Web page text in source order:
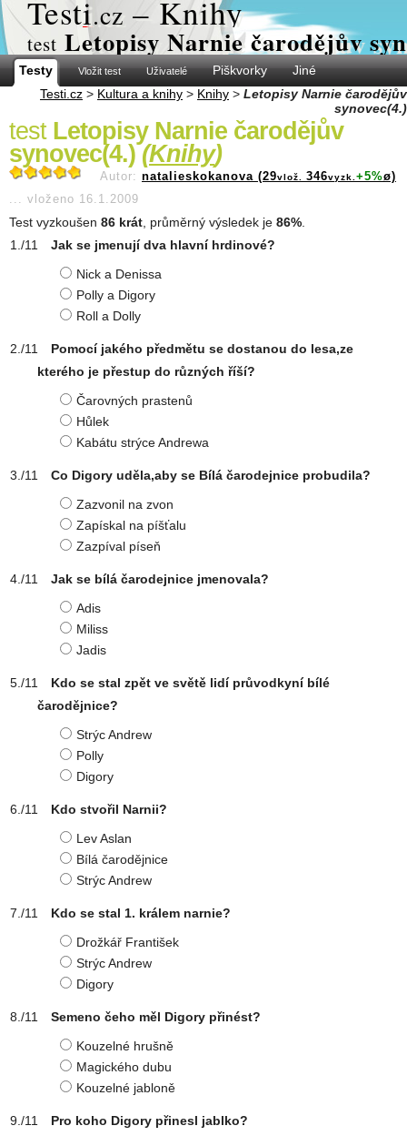
Testi.cz – Knihy
test Letopisy Narnie čarodějův
Testy Vložit test Uživatelé Piškvorky
Jiné
Testi.cz > Kultura a knihy > Knihy > Letopisy Narnie čarodějův
synovec(4.)
test Letopisy Narnie čarodějův
synovec(4.)(Knihy)
Autor: natalieskokanova (29vlož. 346vyzk. +5%ø)
... vloženo 16.1.2009
Test vyzkoušen 86 krát , průměrný výsledek je 86%
Jak se jmenují dva hlavní hrdinové?
Nick a Denissa
Polly a Digory
Roll a Dolly
Pomocí jakého předmětu se dostanou do lesa,ze
kterého je přestup do různých říší?
Čarovných prastenů
Hůlek
Kabátu strýce Andrewa
Co Digory uděla,aby se Bílá čarodejnice probudila?
Zazvonil na zvon
Zapískal na píšťalu
Zazpíval píseň
Jak se bílá čarodejnice jmenovala?
Adis
Miliss
Jadis
Kdo se stal zpět ve světě lidí průvodkyní bílé
čarodějnice?
Strýc Andrew
Polly
Digory
Kdo stvořil Narnii?
Lev Aslan
Bílá čarodějnice
Strýc Andrew
Kdo se stal 1. králem narnie?
Drožkář František
Strýc Andrew
Digory
Semeno čeho měl Digory přinést?
Kouzelné hrušně
Magického dubu
Kouzelné jabloně
Pro koho Digory přinesl jablko?